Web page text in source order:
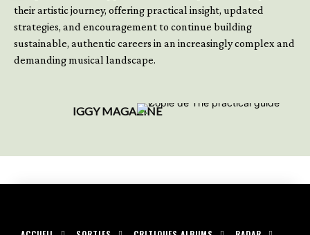
their artistic journey, offering practical insight, updated
strategies, and encouragement to continue building
sustainable, authentic careers in an increasingly complex and
demanding musical landscape.
IGGY MAGAZINE